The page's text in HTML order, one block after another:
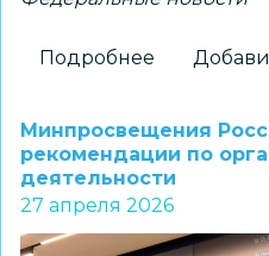
Подробнее
вместо
школьных
звонков
прозвучат
Минпросвещения
рекомендации по
деятельности
27 апреля 2026